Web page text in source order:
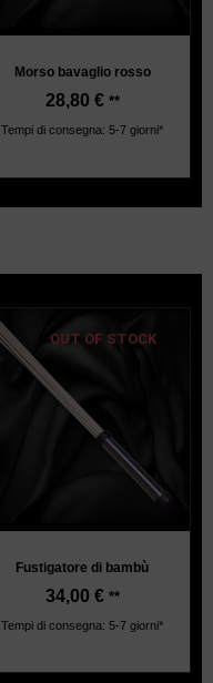
Morso bavaglio rosso
28,80 € **
Tempi di consegna: 5-7 giorni*
OUT OF STOCK
Fustigatore di bambù
34,00 € **
Tempi di consegna: 5-7 giorni*